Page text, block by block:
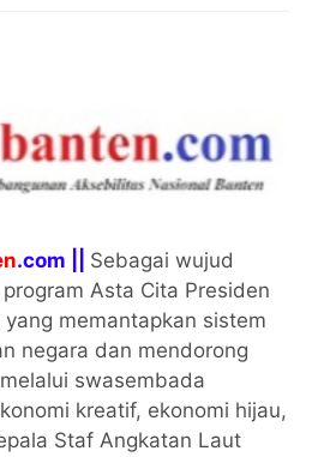
.com || Sebagai wujud
Asta Cita Presiden
memantapkan sistem
negara dan mendorong
swasembada
kreatif, ekonomi hijau,
Staf Angkatan Laut